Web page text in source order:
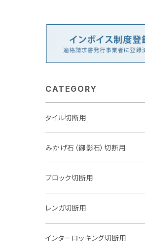
CATEGORY
タイル切断用
105mm（4インチ）
125mm（5インチ）
グラインダー取付用
石井超硬電動切断機 取付用
みかげ石（御影石）切断用
105mm（4インチ）
セグメントタイプ
セグメントタイプ（ビス穴付き
125mm（5インチ）
セグメントタイプ
150mm（6インチ）
ブロック切断用
105mm（4インチ）
セグメントタイプ
125mm（5インチ）
レンガ切断用
105mm（4インチ）
インターロッキング切断用